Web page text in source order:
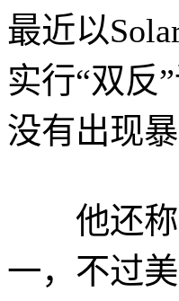
最近以
实行“双反
没有出现
他还称
一，不过